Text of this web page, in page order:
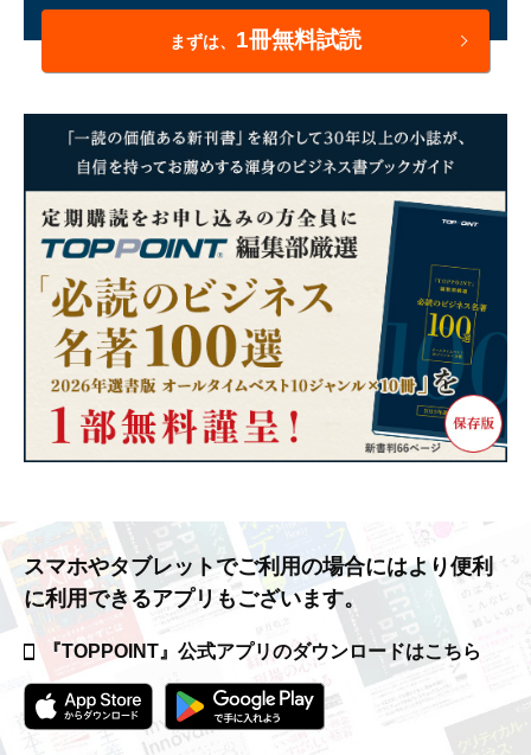
まずは、 1冊無料試読
スマホやタブレットでご利用の場合にはより便利
に利用できるアプリもございます。
『TOPPOINT』公式アプリのダウンロードはこちら